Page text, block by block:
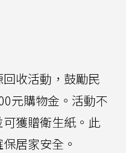
收活動，鼓勵民
元購物金。活動不
獲贈衛生紙。此
居家安全。